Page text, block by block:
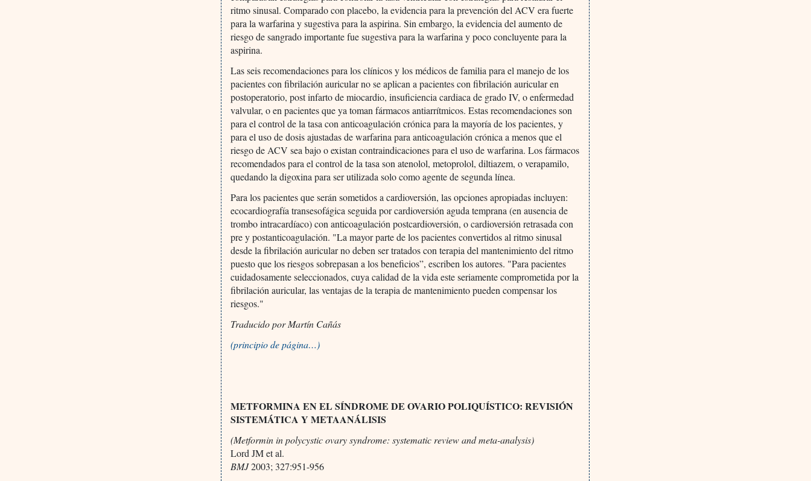
ritmo sinusal. Comparado con placebo, la evidencia para la prevención del ACV era fuerte
para la warfarina y sugestiva para la aspirina. Sin embargo, la evidencia del aumento de
riesgo de sangrado importante fue sugestiva para la warfarina y poco concluyente para la
aspirina.
Las seis recomendaciones para los clínicos y los médicos de familia para el manejo de los
pacientes con fibrilación auricular no se aplican a pacientes con fibrilación auricular en
postoperatorio, post infarto de miocardio, insuficiencia cardiaca de grado IV, o enfermedad
valvular, o en pacientes que ya toman fármacos antiarrítmicos. Estas recomendaciones son
para el control de la tasa con anticoagulación crónica para la mayoría de los pacientes, y
para el uso de dosis ajustadas de warfarina para anticoagulación crónica a menos que el
riesgo de ACV sea bajo o existan contraindicaciones para el uso de warfarina. Los fármacos
recomendados para el control de la tasa son atenolol, metoprolol, diltiazem, o verapamilo,
quedando la digoxina para ser utilizada solo como agente de segunda línea.
Para los pacientes que serán sometidos a cardioversión, las opciones apropiadas incluyen:
ecocardiografía transesofágica seguida por cardioversión aguda temprana (en ausencia de
trombo intracardíaco) con anticoagulación postcardioversión, o cardioversión retrasada con
pre y postanticoagulación. "La mayor parte de los pacientes convertidos al ritmo sinusal
desde la fibrilación auricular no deben ser tratados con terapia del mantenimiento del ritmo
puesto que los riesgos sobrepasan a los beneficios”, escriben los autores. "Para pacientes
cuidadosamente seleccionados, cuya calidad de la vida este seriamente comprometida por la
fibrilación auricular, las ventajas de la terapia de mantenimiento pueden compensar los
riesgos."
Traducido por Martín Cañás
(principio de página…)
METFORMINA EN EL SÍNDROME DE OVARIO POLIQUÍSTICO: REVISIÓN
SISTEMÁTICA Y METAANÁLISIS
(Metformin in polycystic ovary syndrome: systematic review and meta-analysis)
Lord JM et al.
BMJ2003; 327:951-956